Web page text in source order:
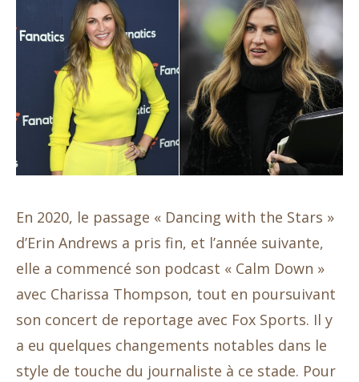
En 2020, le passage « Dancing with the Stars »
d’Erin Andrews a pris fin, et l’année suivante,
elle a commencé son podcast « Calm Down »
avec Charissa Thompson, tout en poursuivant
son concert de reportage avec Fox Sports. Il y
a eu quelques changements notables dans le
style de touche du journaliste à ce stade. Pour